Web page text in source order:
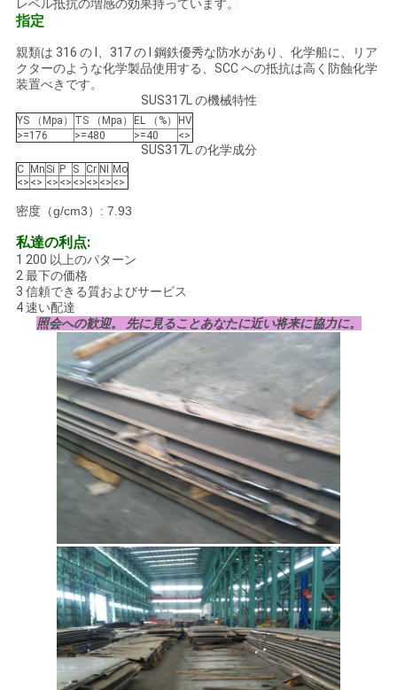
レベル抵抗の増感の効果持っています。
指定
親類は 316 の l、317 の l 鋼鉄優秀な防水があり、化学船に、リア
クターのような化学製品使用する、SCC への抵抗は高く防蝕化学
装置べきです。
SUS317L の機械特性
YS （Mpa） TS （Mpa） EL （%）
HV
>=176
>=480 >=40 <>
SUS317L の化学成分
C Mn Si P S Cr NI
Mo
<> <> <> <> <> <> <> <>
密度（g/cm3）: 7.93
私達の利点:
1 200 以上のパターン
2 最下の価格
3 信頼できる質およびサービス
4 速い配達
照会への歓迎。 先に見ることあなたに近い将来に協力に。